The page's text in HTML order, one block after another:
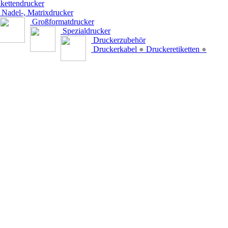
Nadel-, Matrixdrucker
Großformatdrucker
Spezialdrucker
Druckerzubehör
Druckerkabel ● Druckeretiketten ●